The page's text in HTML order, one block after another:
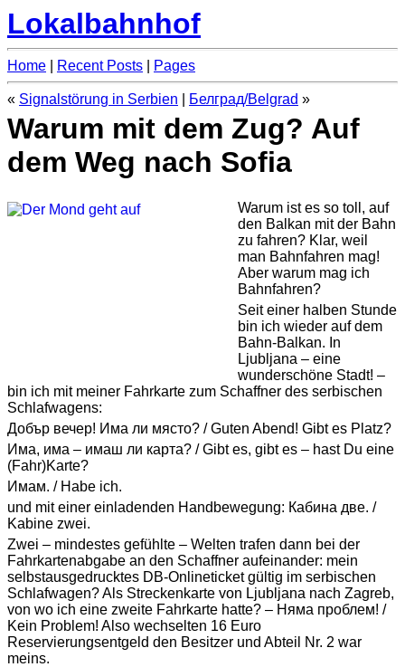
Lokalbahnhof
Home Recent Posts Pages
« Signalstörung in Serbien Белград/Belgrad »
Warum mit dem Zug? Auf
dem Weg nach Sofia
Warum ist es so toll, auf
den Balkan mit der Bahn
zu fahren? Klar, weil
man Bahnfahren mag!
Aber warum mag ich
Bahnfahren?
Seit einer halben Stunde
bin ich wieder auf dem
Bahn-Balkan. In
Ljubljana – eine
wunderschöne Stadt! –
bin ich mit meiner Fahrkarte zum Schaffner des serbischen
Schlafwagens:
Добър вечер! Има ли място? / Guten Abend! Gibt es Platz?
Има, има – имаш ли карта? / Gibt es, gibt es – hast Du eine
(Fahr)Karte?
Имам. / Habe ich.
und mit einer einladenden Handbewegung: Кабина две. /
Kabine zwei.
Zwei – mindestes gefühlte – Welten trafen dann bei der
Fahrkartenabgabe an den Schaffner aufeinander: mein
selbstausgedrucktes DB-Onlineticket gültig im serbischen
Schlafwagen? Als Streckenkarte von Ljubljana nach Zagreb,
von wo ich eine zweite Fahrkarte hatte? – Няма проблем! /
Kein Problem! Also wechselten 16 Euro
Reservierungsentgeld den Besitzer und Abteil Nr. 2 war
meins.